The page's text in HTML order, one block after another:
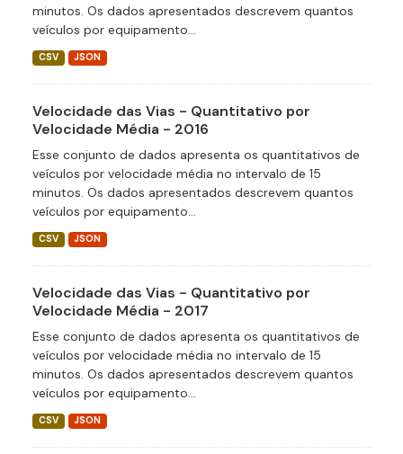
minutos. Os dados apresentados descrevem quantos
veículos por equipamento...
CSV JSON
Velocidade das Vias - Quantitativo por
Velocidade Média - 2016
Esse conjunto de dados apresenta os quantitativos de
veículos por velocidade média no intervalo de 15
minutos. Os dados apresentados descrevem quantos
veículos por equipamento...
CSV JSON
Velocidade das Vias - Quantitativo por
Velocidade Média - 2017
Esse conjunto de dados apresenta os quantitativos de
veículos por velocidade média no intervalo de 15
minutos. Os dados apresentados descrevem quantos
veículos por equipamento...
CSV JSON